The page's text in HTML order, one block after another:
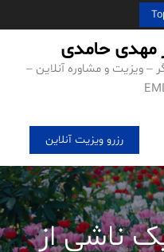
مهدی حامدی
– ویزیت و مشاوره آنلاین –
رزرو ویزیت آنلاین
ناشی از